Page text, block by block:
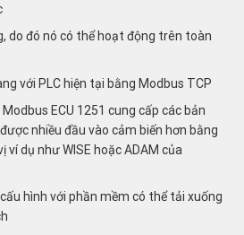
do đó nó có thể hoạt động trên toàn
với PLC hiện tại bằng Modbus TCP
ECU 1251 cung cấp các bản
nhiều đầu vào cảm biến hơn bằng
ví dụ như WISE hoặc ADAM của
hình với phần mềm có thể tải xuống